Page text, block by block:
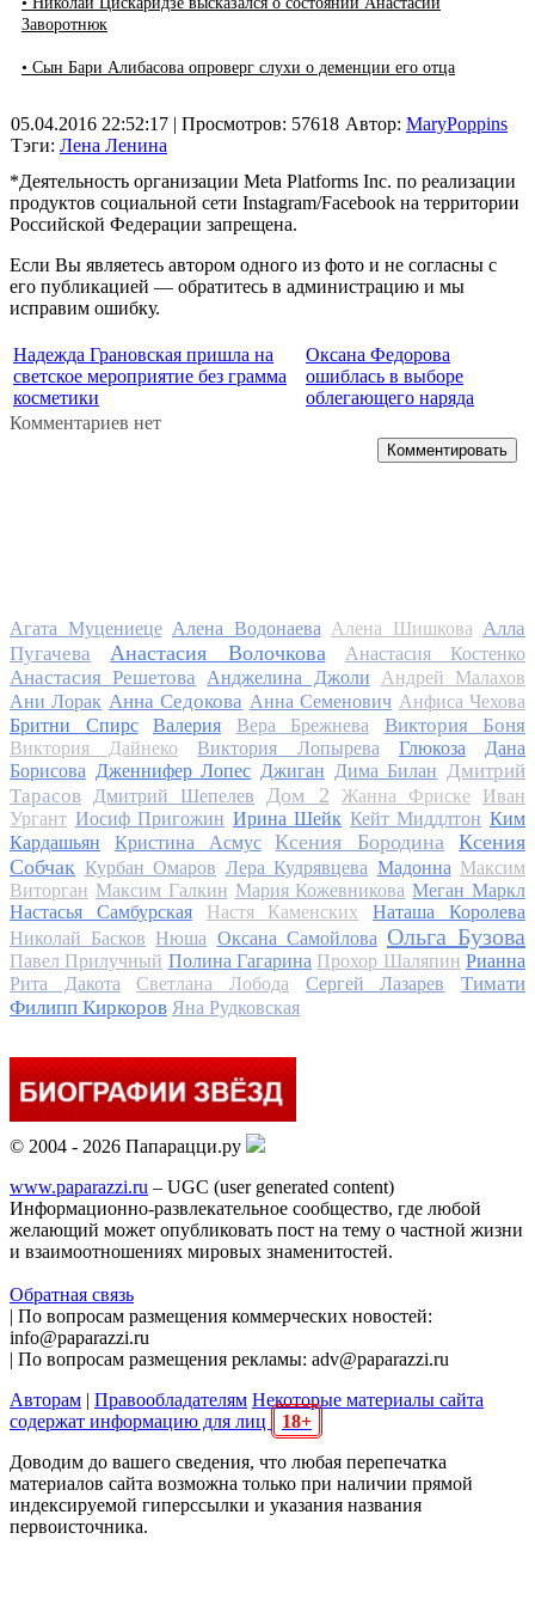
Заворотнюк
• Сын Бари Алибасова опроверг слухи о деменции его отца
05.04.2016 22:52:17 | Просмотров: 57618
Тэги: Лена Ленина
Автор: MaryPoppins
*Деятельность организации Meta Platforms Inc. по реализации
продуктов социальной сети Instagram/Facebook на территории
Российской Федерации запрещена.
Если Вы являетесь автором одного из фото и не согласны с
его публикацией — обратитесь в администрацию и мы
исправим ошибку.
Надежда Грановская пришла на
светское мероприятие без грамма
косметики
Оксана Федорова
ошиблась в выборе
облегающего наряда
Комментариев нет
Комментировать
Агата Муцениеце Алена Водонаева Алена Шишкова Алла
Пугачева
Анастасия Волочкова Анастасия Костенко
Анастасия Решетова Анджелина Джоли
Андрей Малахов
Ани Лорак Анна Седокова Анна Семенович Анфиса Чехова
Бритни Спирс
Валерия Вера Брежнева Виктория Боня
Виктория Дайнеко Виктория Лопырева Глюкоза
Дана
Борисова Дженнифер Лопес Джиган Дима Билан Дмитрий
Тарасов
Дмитрий Шепелев Дом 2 Жанна Фриске
Иван
Ургант Иосиф Пригожин Ирина Шейк Кейт Миддлтон Ким
Кардашьян
Кристина Асмус Ксения Бородина
Ксения
Собчак Курбан Омаров Лера Кудрявцева Мадонна Максим
Виторган Максим Галкин Мария Кожевникова Меган Маркл
Настасья Самбурская
Настя Каменских
Наташа Королева
Николай Басков Нюша Оксана Самойлова Ольга Бузова
Павел Прилучный Полина Гагарина Прохор Шаляпин Рианна
Рита Дакота
Светлана Лобода Сергей Лазарев
Тимати
Филипп Киркоров Яна Рудковская
© 2004 - 2026 Папарацци.ру
www.paparazzi.ru – UGC (user generated content)
Информационно-развлекательное сообщество, где любой
желающий может опубликовать пост на тему о частной жизни
и взаимоотношениях мировых знаменитостей.
Обратная связь
| По вопросам размещения коммерческих новостей:
info@paparazzi.ru
| По вопросам размещения рекламы: adv@paparazzi.ru
Авторам | Правообладателям Некоторые материалы сайта
содержат информацию для лиц
18+
Доводим до вашего сведения, что любая перепечатка
материалов сайта возможна только при наличии прямой
индексируемой гиперссылки и указания названия
первоисточника.